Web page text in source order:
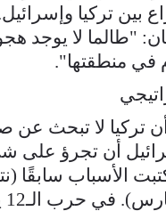
بين تركيا
"طالما لا يوجد
في منطقتها".
تركيا لا تبحث عن
أن تجرؤ على
الأسباب سابقًا